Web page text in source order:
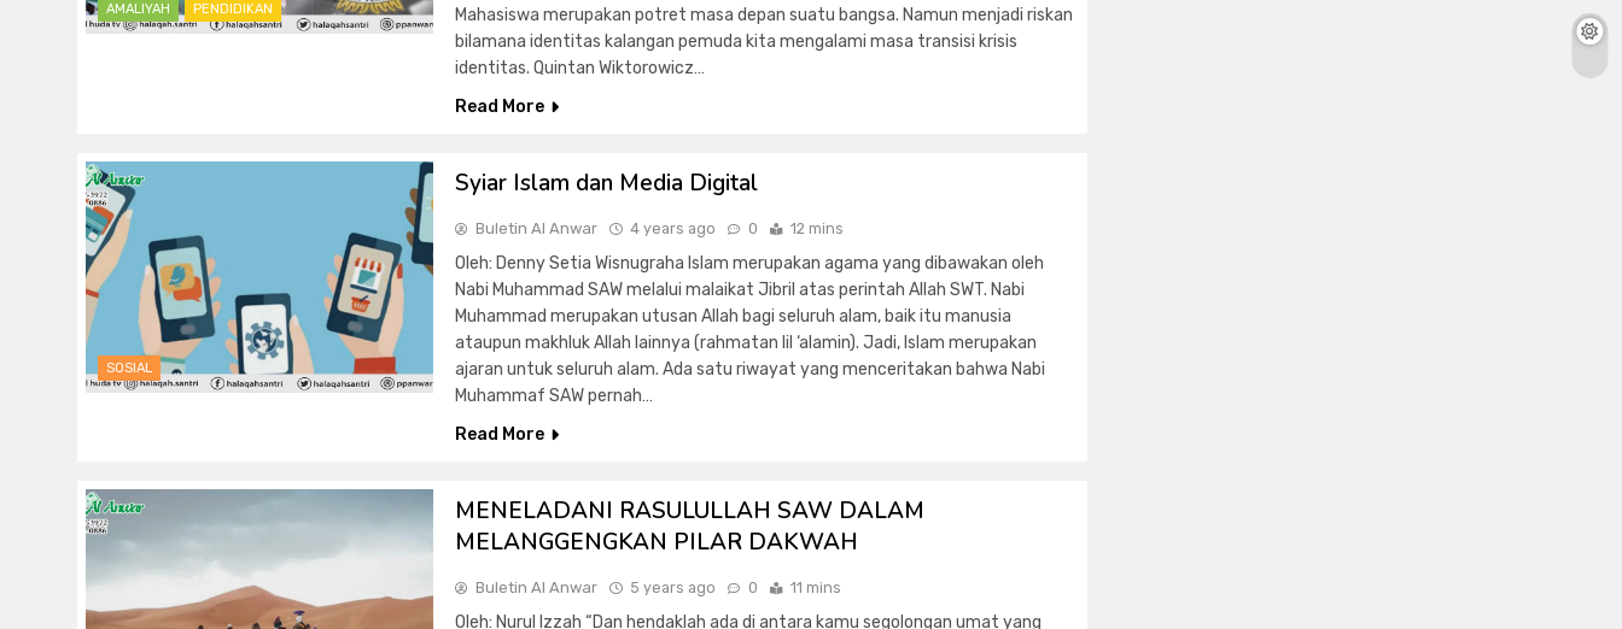
AMALIYAH PENDIDIKAN
Mahasiswa merupakan potret masa depan suatu bangsa. Namun menjadi riskan
bilamana identitas kalangan pemuda kita mengalami masa transisi krisis
identitas. Quintan Wiktorowicz…
Read More
SOSIAL
Syiar Islam dan Media Digital
Buletin Al Anwar 4 years ago 0 12 mins
Oleh: Denny Setia Wisnugraha Islam merupakan agama yang dibawakan oleh
Nabi Muhammad SAW melalui malaikat Jibril atas perintah Allah SWT. Nabi
Muhammad merupakan utusan Allah bagi seluruh alam, baik itu manusia
ataupun makhluk Allah lainnya (rahmatan lil ‘alamin). Jadi, Islam merupakan
ajaran untuk seluruh alam. Ada satu riwayat yang menceritakan bahwa Nabi
Muhammaf SAW pernah…
Read More
MENELADANI RASULULLAH SAW DALAM
MELANGGENGKAN PILAR DAKWAH
Buletin Al Anwar 5 years ago 0 11 mins
Oleh: Nurul Izzah “Dan hendaklah ada di antara kamu segolongan umat yang